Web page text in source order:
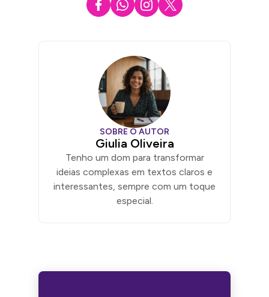
SOBRE O AUTOR
Giulia Oliveira
Tenho um dom para transformar
ideias complexas em textos claros e
interessantes, sempre com um toque
especial.